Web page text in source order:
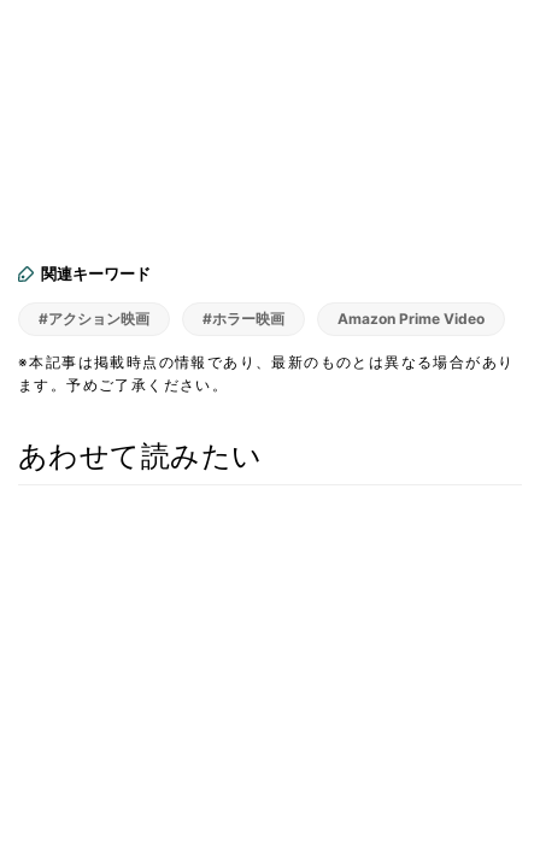
関連キーワード
#アクション映画 #ホラー映画 Amazon Prime Video
※本記事は掲載時点の情報であり、最新のものとは異なる場合があり
ます。予めご了承ください。
あわせて読みたい